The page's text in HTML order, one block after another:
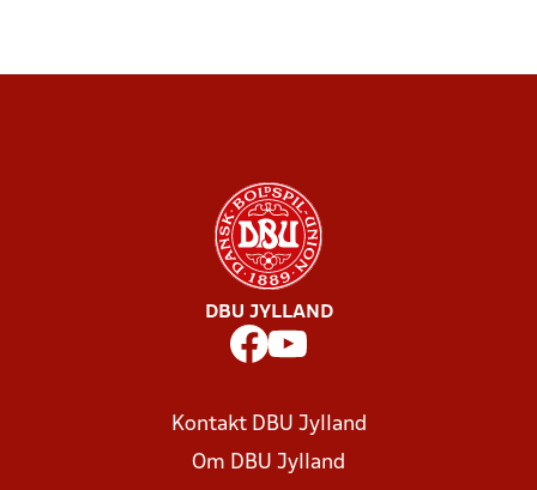
DBU JYLLAND
Kontakt DBU Jylland
Om DBU Jylland